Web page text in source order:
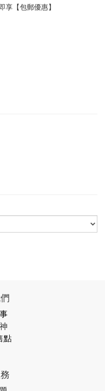
享【包郵優惠】
點